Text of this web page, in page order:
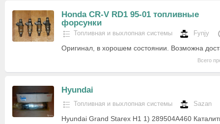
Honda CR-V RD1 95-01 топливные
форсунки
Топливная и выхлопная системы Fynjy
Оригинал, в хорошем состоянии. Возможна
Всего
Hyundai
Топливная и выхлопная системы Sazan
Hyundai Grand Starex H1 1) 289504A460